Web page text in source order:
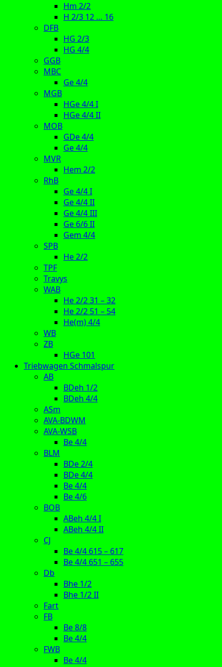
Hm 2/2
H 2/3 12 … 16
DFB
HG 2/3
HG 4/4
GGB
MBC
Ge 4/4
MGB
HGe 4/4 I
HGe 4/4 II
MOB
GDe 4/4
Ge 4/4
MVR
Hem 2/2
RhB
Ge 4/4 I
Ge 4/4 II
Ge 4/4 III
Ge 6/6 II
Gem 4/4
SPB
He 2/2
TPF
Travys
WAB
He 2/2 31 – 32
He 2/2 51 – 54
He(m) 4/4
WB
ZB
HGe 101
Triebwagen Schmalspur
AB
BDeh 1/2
BDeh 4/4
ASm
AVA-BDWM
AVA-WSB
Be 4/4
BLM
BDe 2/4
BDe 4/4
Be 4/4
Be 4/6
BOB
ABeh 4/4 I
ABeh 4/4 II
CJ
Be 4/4 615 – 617
Be 4/4 651 – 655
Db
Bhe 1/2
Bhe 1/2 II
Fart
FB
Be 8/8
Be 4/4
FWB
Be 4/4